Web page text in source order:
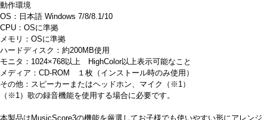
動作環境
OS：日本語 Windows 7/8/8.1/10
CPU：OSに準拠
メモリ：OSに準拠
ハードディスク：約200MB使用
モニタ：1024×768以上 HighColor以上表示可能なこと
メディア：CD-ROM １枚（インストール時のみ使用）
その他：スピーカーまたはヘッドホン、マイク（※1）
（※1）歌の録音機能を使用する場合に必要です。
本製品はMusicScore3の機能を厳選してお子様でも使いやすい形にアレンジ